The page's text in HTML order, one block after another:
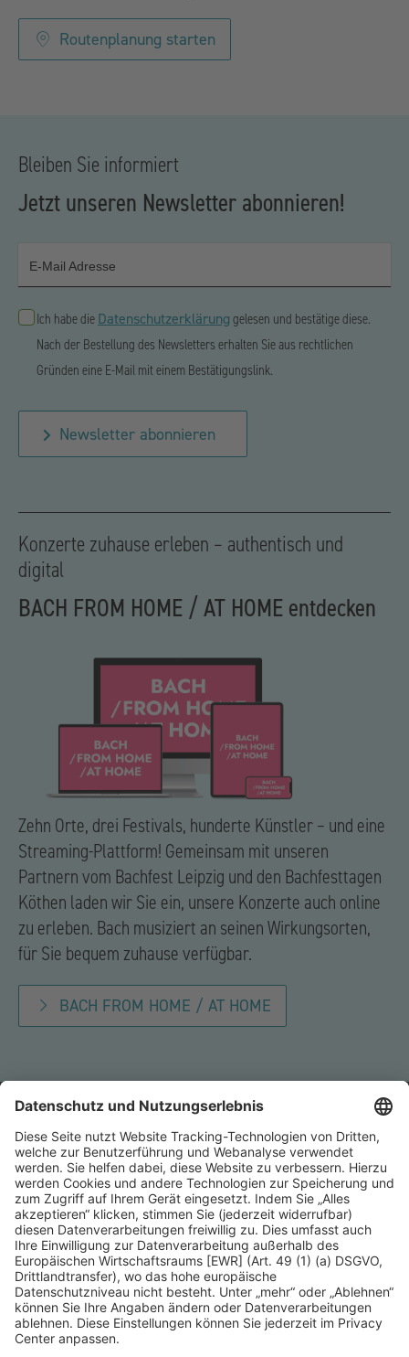
Routenplanung starten
Bleiben Sie informiert
Jetzt unseren Newsletter abonnieren!
E-Mail Adresse
Ich habe die Datenschutzerklärung gelesen und bestätige diese.
Nach der Bestellung des Newsletters erhalten Sie aus rechtlichen
Gründen eine E-Mail mit einem Bestätigungslink.
Newsletter abonnieren
Konzerte zuhause erleben – authentisch und
digital
BACH FROM HOME / AT HOME entdecken
Zehn Orte, drei Festivals, hunderte Künstler – und eine
Streaming-Plattform! Gemeinsam mit unseren
Partnern vom Bachfest Leipzig und den Bachfesttagen
Köthen laden wir Sie ein, unsere Konzerte auch online
zu erleben. Bach musiziert an seinen Wirkungsorten,
für Sie bequem zuhause verfügbar.
BACH FROM HOME / AT HOME
Kontakt
Presse
Förderer
Häufige Fragen